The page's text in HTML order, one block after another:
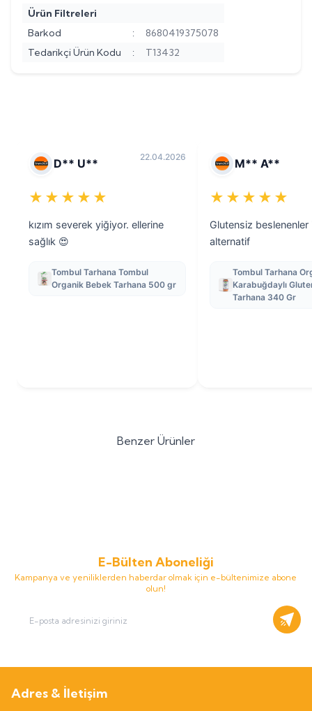
Ürün Filtreleri
Barkod
:
8680419375078
Tedarikçi Ürün Kodu
: T13432
D** U** 22.04.2026
★★★★★
kızım severek yiğiyor. ellerine
sağlık 😍
Tombul Tarhana Tombul
Organik Bebek Tarhana 500 gr
M** A**
★★★★★
Glutensiz
alternatif
Tombul Tarhana
Karabuğdaylı
Tarhana 340 Gr
Benzer Ürünler
E-Bülten Aboneliği
Kampanya ve yeniliklerden haberdar olmak için e-bültenimize abone
olun!
Adres & İletişim